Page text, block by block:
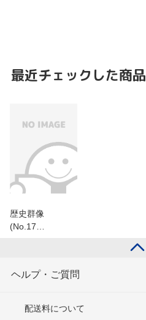
最近チェックした商品
歴史群像
(No.17…
ヘルプ・ご質問
配送料について